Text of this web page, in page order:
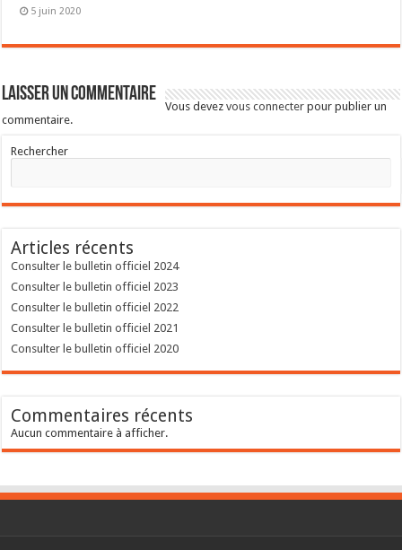
5 juin 2020
Laisser un commentaire
Vous devezvous connecter pour publier un
commentaire.
Rechercher
Articles récents
Consulter le bulletin officiel 2024
Consulter le bulletin officiel 2023
Consulter le bulletin officiel 2022
Consulter le bulletin officiel 2021
Consulter le bulletin officiel 2020
Commentaires récents
Aucun commentaire à afficher.